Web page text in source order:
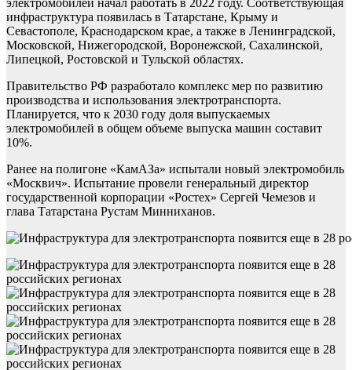
электромобилей начал работать в 2022 году. Соответствующая
инфраструктура появилась в Татарстане, Крыму и
Севастополе, Краснодарском крае, а также в Ленинградской,
Московской, Нижегородской, Воронежской, Сахалинской,
Липецкой, Ростовской и Тульской областях.
Правительство РФ разработало комплекс мер по развитию
производства и использования электротранспорта.
Планируется, что к 2030 году доля выпускаемых
электромобилей в общем объеме выпуска машин составит
10%.
Ранее на полигоне «КамАЗа» испытали новый электромобиль
«Москвич». Испытание провели генеральный директор
государственной корпорации «Ростех» Сергей Чемезов и
глава Татарстана Рустам Минниханов.